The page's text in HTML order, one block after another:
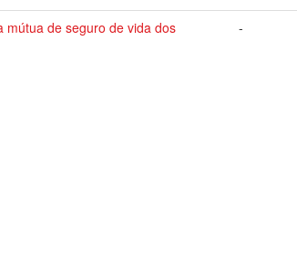
mútua de seguro de vida dos
-